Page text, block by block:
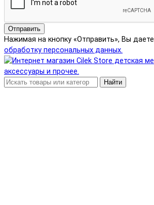
Отправить
Нажимая на кнопку «Отправить», Вы даете
обработку персональных данных.
Найти